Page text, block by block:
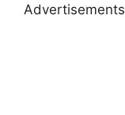
Advertisements